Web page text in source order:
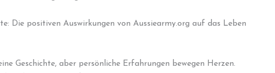
Die positiven Auswirkungen von Aussiearmy.org auf das Leben
Geschichte, aber persönliche Erfahrungen bewegen Herzen.